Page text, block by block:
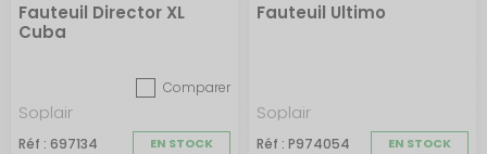
Fauteuil Director XL
Cuba
Comparer
Soplair
Réf : 697134 EN STOCK
Fauteuil Ultimo
Soplair
Réf : P974054 EN STOCK